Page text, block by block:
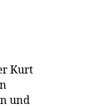
Kurt
und